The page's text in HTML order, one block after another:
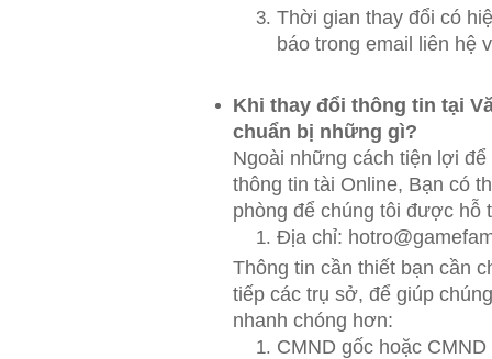
Thời gian thay đổi có
báo trong email liên hệ
Khi thay đổi thông tin tại
chuẩn bị những gì?
Ngoài những cách tiện lợi
thông tin tài Online, Bạn có
phòng để chúng tôi được hỗ
Địa chỉ:
Thông tin cần thiết bạn cần
tiếp các trụ sở, để giúp
nhanh chóng hơn:
CMND gốc hoặc